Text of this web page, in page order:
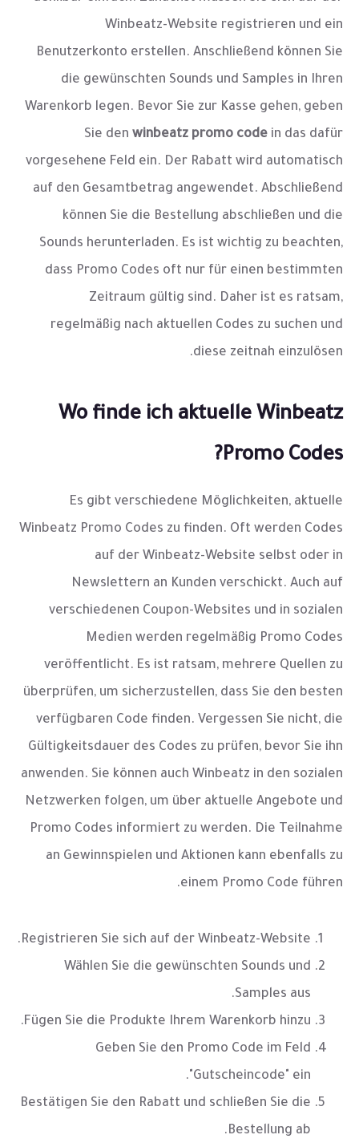
Winbeatz-Website registrieren und ein
Benutzerkonto erstellen. Anschließend können Sie
die gewünschten Sounds und Samples in Ihren
Warenkorb legen. Bevor Sie zur Kasse gehen, geben
Sie den winbeatz promo code in das dafür
vorgesehene Feld ein. Der Rabatt wird automatisch
auf den Gesamtbetrag angewendet. Abschließend
können Sie die Bestellung abschließen und die
Sounds herunterladen. Es ist wichtig zu beachten,
dass Promo Codes oft nur für einen bestimmten
Zeitraum gültig sind. Daher ist es ratsam,
regelmäßig nach aktuellen Codes zu suchen und
diese zeitnah einzulösen.
Wo finde ich aktuelle Winbeatz
Promo Codes?
Es gibt verschiedene Möglichkeiten, aktuelle
Winbeatz Promo Codes zu finden. Oft werden Codes
auf der Winbeatz-Website selbst oder in
Newslettern an Kunden verschickt. Auch auf
verschiedenen Coupon-Websites und in sozialen
Medien werden regelmäßig Promo Codes
veröffentlicht. Es ist ratsam, mehrere Quellen zu
überprüfen, um sicherzustellen, dass Sie den besten
verfügbaren Code finden. Vergessen Sie nicht, die
Gültigkeitsdauer des Codes zu prüfen, bevor Sie ihn
anwenden. Sie können auch Winbeatz in den sozialen
Netzwerken folgen, um über aktuelle Angebote und
Promo Codes informiert zu werden. Die Teilnahme
an Gewinnspielen und Aktionen kann ebenfalls zu
einem Promo Code führen.
Registrieren Sie sich auf der Winbeatz-Website.
Wählen Sie die gewünschten Sounds und
Samples aus.
Fügen Sie die Produkte Ihrem Warenkorb hinzu.
Geben Sie den Promo Code im Feld
"Gutscheincode" ein.
Bestätigen Sie den Rabatt und schließen Sie die
Bestellung ab.